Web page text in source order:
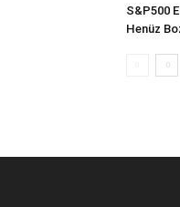
S&P500
Henüz